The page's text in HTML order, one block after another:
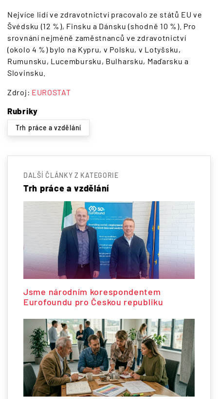
Nejvíce lidí ve zdravotnictví pracovalo ze států EU ve
Švédsku (12 %), Finsku a Dánsku (shodně 10 %). Pro
srovnání nejméně zaměstnanců ve zdravotnictví
(okolo 4 %) bylo na Kypru, v Polsku, v Lotyšsku,
Rumunsku, Lucembursku, Bulharsku, Maďarsku a
Slovinsku.
Zdroj: EUROSTAT
Rubriky
Trh práce a vzdělání
DALŠÍ ČLÁNKY Z KATEGORIE
Trh práce a vzdělání
Jsme národním korespondentem
Eurofoundu pro Českou republiku